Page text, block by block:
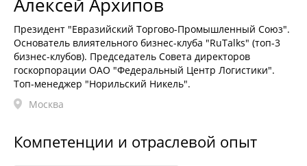
Президент "Евразийский Торгово-Промышленный Союз".
Основатель влиятельного бизнес-клуба "RuTalks" (топ-3
бизнес-клубов). Председатель Совета директоров
госкорпорации ОАО "Федеральный Центр Логистики".
Топ-менеджер "Норильский Никель".
Москва
Компетенции и отраслевой опыт